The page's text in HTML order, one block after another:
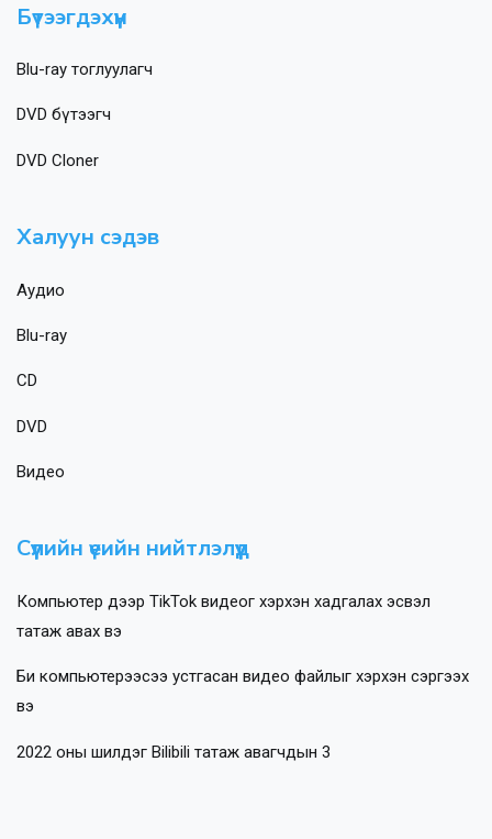
Бүтээгдэхүүн
Blu-ray тоглуулагч
DVD бүтээгч
DVD Cloner
Халуун сэдэв
Аудио
Blu-ray
CD
DVD
Видео
Сүүлийн үеийн нийтлэлүүд
Компьютер дээр TikTok видеог хэрхэн хадгалах эсвэл
татаж авах вэ
Би компьютерээсээ устгасан видео файлыг хэрхэн сэргээх
вэ
2022 оны шилдэг Bilibili татаж авагчдын 3